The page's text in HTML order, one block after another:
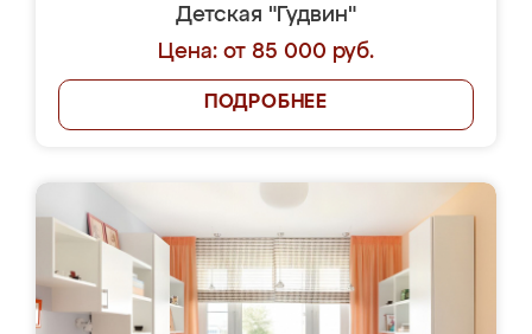
Детская "Гудвин"
Цена: от 85 000 руб.
ПОДРОБНЕЕ